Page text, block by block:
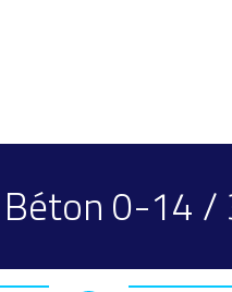
Béton 0-14 /